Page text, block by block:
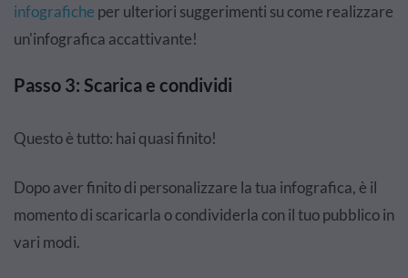
infografiche per ulteriori suggerimenti su come realizzare
un'infografica accattivante!
Passo 3: Scarica e condividi
Questo è tutto: hai quasi finito!
Dopo aver finito di personalizzare la tua infografica, è il
momento di scaricarla o condividerla con il tuo pubblico in
vari modi.